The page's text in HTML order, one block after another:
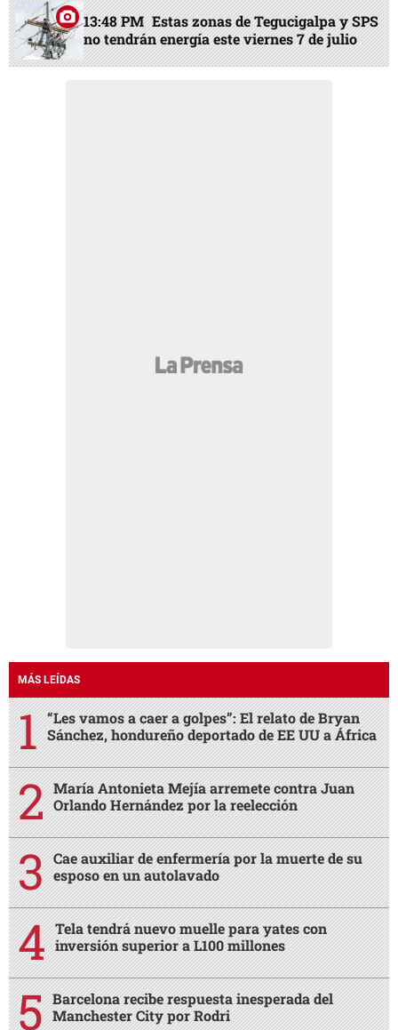
13:48 PM Estas zonas de Tegucigalpa y SPS
no tendrán energía este viernes 7 de julio
MÁS LEÍDAS
“Les vamos a caer a golpes”: El relato de Bryan
Sánchez, hondureño deportado de EE UU a África
María Antonieta Mejía arremete contra Juan
Orlando Hernández por la reelección
Cae auxiliar de enfermería por la muerte de su
esposo en un autolavado
Tela tendrá nuevo muelle para yates con
inversión superior a L100 millones
Barcelona recibe respuesta inesperada del
Manchester City por Rodri